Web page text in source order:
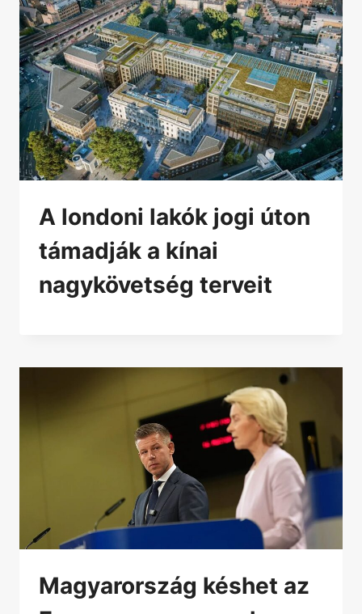
A londoni lakók jogi úton
támadják a kínai
nagykövetség terveit
Magyarország késhet az